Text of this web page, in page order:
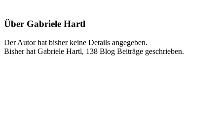
Über Gabriele Hartl
Der Autor hat bisher keine Details angegeben.
Bisher hat Gabriele Hartl, 138 Blog Beiträge geschrieben.